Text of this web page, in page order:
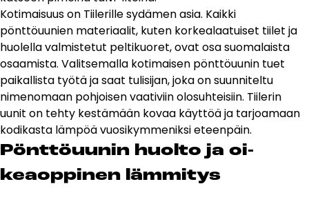
Kotimaisuus on Tiilerille sydämen asia. Kaikki
pönttöuunien materiaalit, kuten korkealaatuiset tiilet ja
huolella valmistetut peltikuoret, ovat osa suomalaista
osaamista. Valitsemalla kotimaisen pönttöuunin tuet
paikallista työtä ja saat tulisijan, joka on suunniteltu
nimenomaan pohjoisen vaativiin olosuhteisiin. Tiilerin
uunit on tehty kestämään kovaa käyttöä ja tarjoamaan
kodikasta lämpöä vuosikymmeniksi eteenpäin.
Pönt­töuu­nin huol­to ja oi­
keaop­pi­nen läm­mi­tys